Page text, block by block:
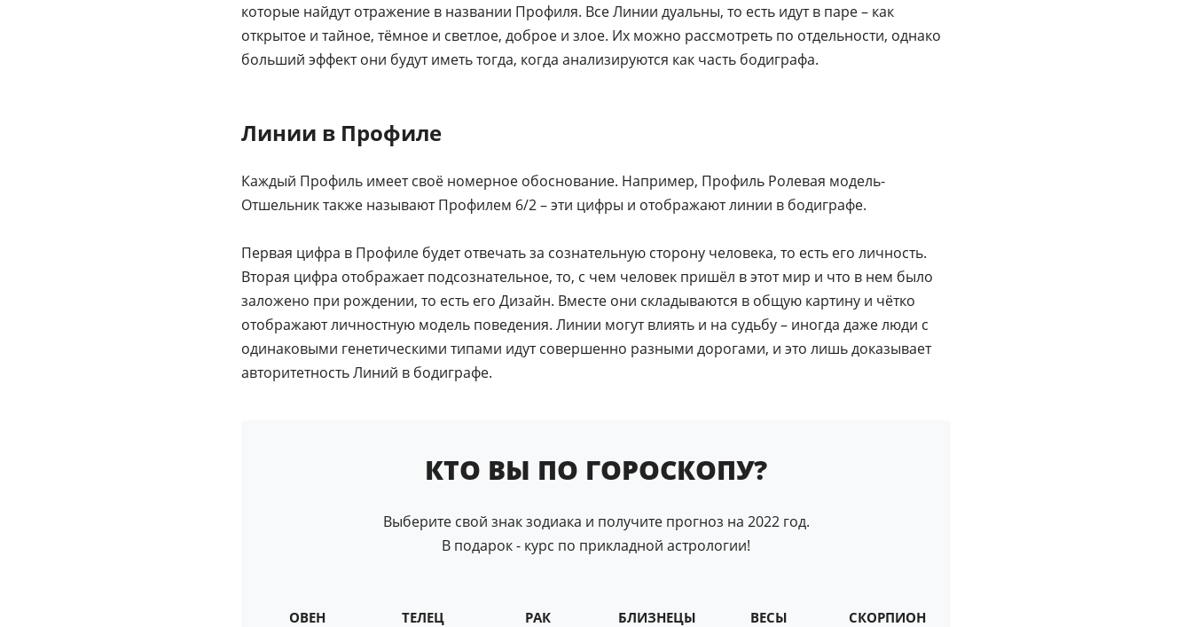
которые найдут отражение в названии Профиля. Все Линии дуальны, то есть идут в паре – как
открытое и тайное, тёмное и светлое, доброе и злое. Их можно рассмотреть по отдельности, однако
больший эффект они будут иметь тогда, когда анализируются как часть бодиграфа.
Линии в Профиле
Каждый Профиль имеет своё номерное обоснование. Например, Профиль Ролевая модель-
Отшельник также называют Профилем 6/2 – эти цифры и отображают линии в бодиграфе.
Первая цифра в Профиле будет отвечать за сознательную сторону человека, то есть его личность.
Вторая цифра отображает подсознательное, то, с чем человек пришёл в этот мир и что в нем было
заложено при рождении, то есть его Дизайн. Вместе они складываются в общую картину и чётко
отображают личностную модель поведения. Линии могут влиять и на судьбу – иногда даже люди с
одинаковыми генетическими типами идут совершенно разными дорогами, и это лишь доказывает
авторитетность Линий в бодиграфе.
КТО ВЫ ПО ГОРОСКОПУ?
Выберите свой знак зодиака и получите прогноз на 2022 год.
В подарок - курс по прикладной астрологии!
ОВЕН ТЕЛЕЦ РАК БЛИЗНЕЦЫ ВЕСЫ СКОРПИОН